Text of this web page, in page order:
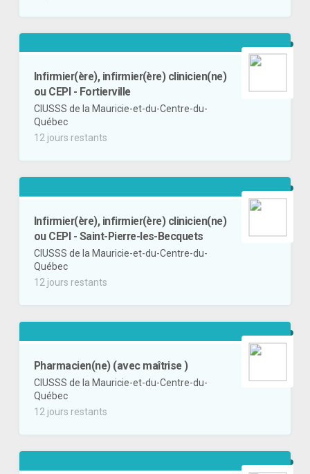
Infirmier(ère), infirmier(ère) clinicien(ne)
ou CEPI - Fortierville
CIUSSS de la Mauricie-et-du-Centre-du-
Québec
12 jours restants
Infirmier(ère), infirmier(ère) clinicien(ne)
ou CEPI - Saint-Pierre-les-Becquets
CIUSSS de la Mauricie-et-du-Centre-du-
Québec
12 jours restants
Pharmacien(ne) (avec maîtrise )
CIUSSS de la Mauricie-et-du-Centre-du-
Québec
12 jours restants